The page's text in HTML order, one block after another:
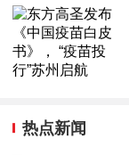
热点新闻